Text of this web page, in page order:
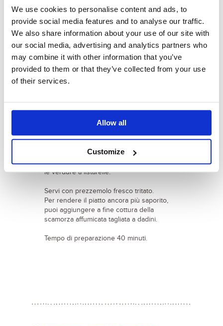
We use cookies to personalise content and ads, to
provide social media features and to analyse our traffic.
We also share information about your use of our site with
our social media, advertising and analytics partners who
may combine it with other information that you’ve
provided to them or that they’ve collected from your use
of their services.
Allow all
Customize
Un pizzico di peperoncino
Un pizzico di sale
PREPARAZIONE
Cuoci a fuoco moderato, senza coperchio
A 10 minuti dalla fine della cottura aggiungi
le verdure a listarelle.
Servi con prezzemolo fresco tritato.
Per rendere il piatto ancora più saporito,
puoi aggiungere a fine cottura della
scamorza affumicata tagliata a dadini.
Tempo di preparazione 40 minuti.